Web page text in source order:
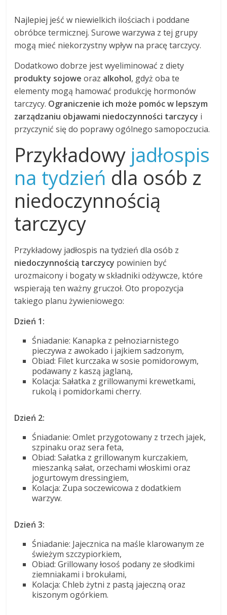
Najlepiej jeść w niewielkich ilościach i poddane
obróbce termicznej. Surowe warzywa z tej grupy
mogą mieć niekorzystny wpływ na pracę tarczycy.
Dodatkowo dobrze jest wyeliminować z diety
produkty sojowe oraz alkohol, gdyż oba te
elementy mogą hamować produkcję hormonów
tarczycy. Ograniczenie ich może pomóc w lepszym
zarządzaniu objawami niedoczynności tarczycy i
przyczynić się do poprawy ogólnego samopoczucia.
Przykładowy jadłospis
na tydzień dla osób z
niedoczynnością
tarczycy
Przykładowy jadłospis na tydzień dla osób z
niedoczynnością tarczycy powinien być
urozmaicony i bogaty w składniki odżywcze, które
wspierają ten ważny gruczoł. Oto propozycja
takiego planu żywieniowego:
Dzień 1:
Śniadanie: Kanapka z pełnoziarnistego
pieczywa z awokado i jajkiem sadzonym,
Obiad: Filet kurczaka w sosie pomidorowym,
podawany z kaszą jaglaną,
Kolacja: Sałatka z grillowanymi krewetkami,
rukolą i pomidorkami cherry.
Dzień 2:
Śniadanie: Omlet przygotowany z trzech jajek,
szpinaku oraz sera feta,
Obiad: Sałatka z grillowanym kurczakiem,
mieszanką sałat, orzechami włoskimi oraz
jogurtowym dressingiem,
Kolacja: Zupa soczewicowa z dodatkiem
warzyw.
Dzień 3:
Śniadanie: Jajecznica na maśle klarowanym ze
świeżym szczypiorkiem,
Obiad: Grillowany łosoś podany ze słodkimi
ziemniakami i brokułami,
Kolacja: Chleb żytni z pastą jajeczną oraz
kiszonym ogórkiem.